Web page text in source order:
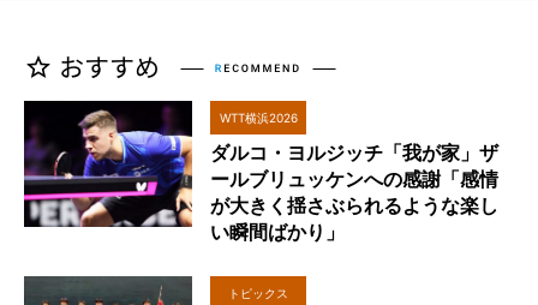
WTT横浜2026
ダルコ・ヨルジッチ「我が家」ザ
ールブリュッケンへの感謝「感情
が大きく揺さぶられるような楽し
い瞬間ばかり」
トピックス